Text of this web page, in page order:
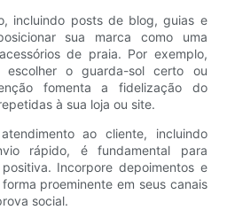
incluindo posts de blog, guias e
sua marca como uma
de praia. Por exemplo,
o guarda-sol certo ou
fomenta a fidelização do
à sua loja ou site.
ao cliente, incluindo
rápido, é fundamental para
Incorpore depoimentos e
proeminente em seus canais
social.